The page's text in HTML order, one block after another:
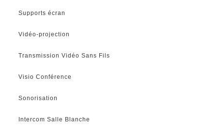
Supports écran
Vidéo-projection
Transmission Vidéo Sans Fils
Visio Conférence
Sonorisation
Intercom Salle Blanche